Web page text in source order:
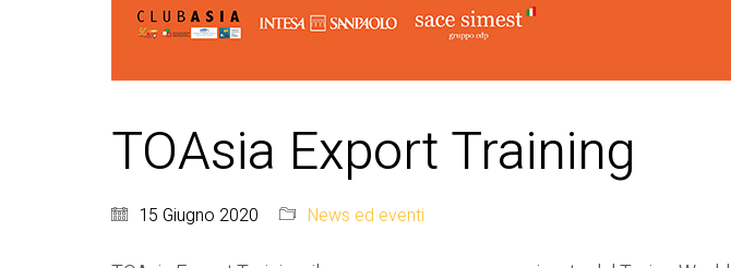
TOAsia Export Training
15 Giugno 2020 News ed eventi